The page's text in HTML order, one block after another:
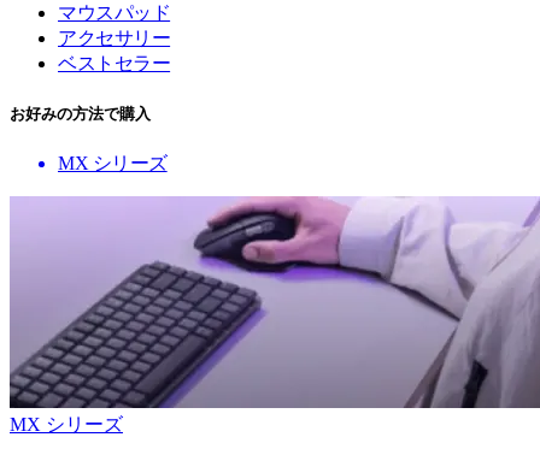
マウスパッド
アクセサリー
ベストセラー
お好みの方法で購入
MX シリーズ
MX シリーズ